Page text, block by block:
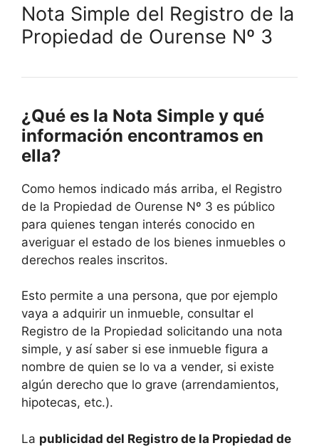
Nota Simple del Registro de la
Propiedad de Ourense Nº 3
¿Qué es la Nota Simple y qué
información encontramos en
ella?
Como hemos indicado más arriba, el Registro
de la Propiedad de Ourense Nº 3 es público
para quienes tengan interés conocido en
averiguar el estado de los bienes inmuebles o
derechos reales inscritos.
Esto permite a una persona, que por ejemplo
vaya a adquirir un inmueble, consultar el
Registro de la Propiedad solicitando una nota
simple, y así saber si ese inmueble figura a
nombre de quien se lo va a vender, si existe
algún derecho que lo grave (arrendamientos,
hipotecas, etc.).
La publicidad del Registro de la Propiedad de